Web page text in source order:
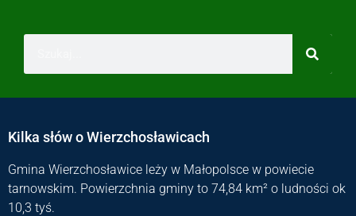
Kilka słów o Wierzchosławicach
Gmina Wierzchosławice leży w Małopolsce w powiecie
tarnowskim. Powierzchnia gminy to 74,84 km² o ludności ok
10,3 tyś.